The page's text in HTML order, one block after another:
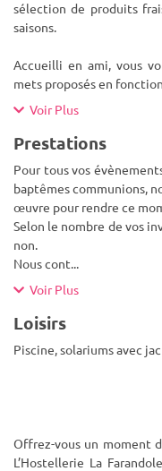
sélection de produits
saisons.
Accueilli en ami, vous
mets proposés en
Voir Plus
Prestations
Pour tous vos
baptêmes communions,
œuvre pour rendre ce
Selon le nombre de vos
non.
Nous cont...
Voir Plus
Loisirs
Piscine, solariums avec
Offrez-vous un moment
L’Hostellerie La